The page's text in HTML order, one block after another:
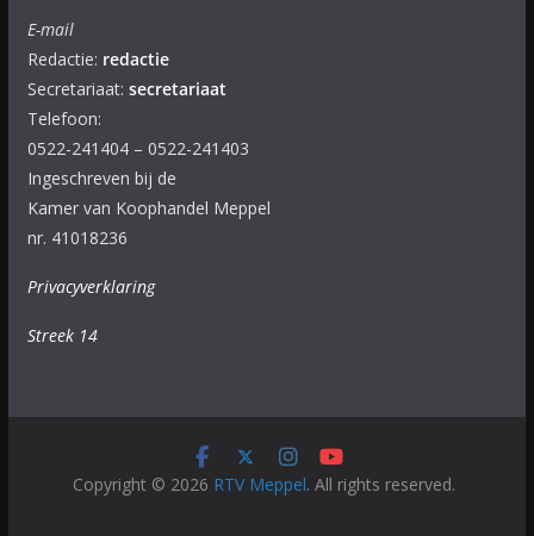
E-mail
Redactie: redactie
Secretariaat: secretariaat
Telefoon:
0522-241404 – 0522-241403
Ingeschreven bij de
Kamer van Koophandel Meppel
nr. 41018236
Privacyverklaring
Streek 14
Copyright © 2026 RTV Meppel. All rights reserved.